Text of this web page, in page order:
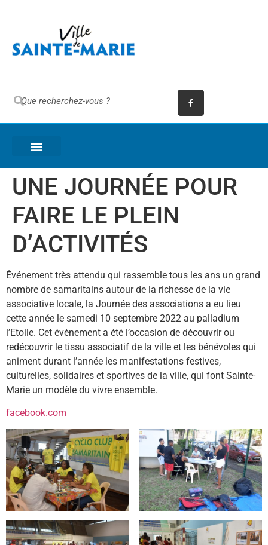
UNE JOURNÉE POUR
FAIRE LE PLEIN
D’ACTIVITÉS
Événement très attendu qui rassemble tous les ans un grand
nombre de samaritains autour de la richesse de la vie
associative locale, la Journée des associations a eu lieu
cette année le samedi 10 septembre 2022 au palladium
l’Etoile. Cet évènement a été l’occasion de découvrir ou
redécouvrir le tissu associatif de la ville et les bénévoles qui
animent durant l’année les manifestations festives,
culturelles, solidaires et sportives de la ville, qui font Sainte-
Marie un modèle du vivre ensemble.
facebook.com